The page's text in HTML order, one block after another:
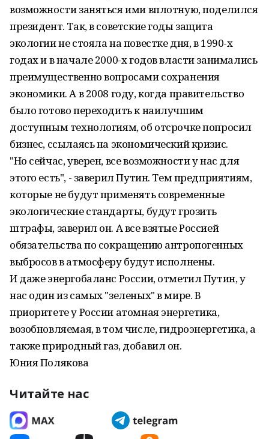
возможности заняться ими вплотную, поделился
президент. Так, в советские годы защита
экологии не стояла на повестке дня, в 1990-х
годах и в начале 2000-х годов власти занимались
преимущественно вопросами сохранения
экономики. А в 2008 году, когда правительство
было готово переходить к наилучшим
доступным технологиям, об отсрочке попросил
бизнес, ссылаясь на экономический кризис.
"Но сейчас, уверен, все возможности у нас для
этого есть", - заверил Путин. Тем предприятиям,
которые не будут применять современные
экологические стандарты, будут грозить
штрафы, заверил он. А все взятые Россией
обязательства по сокращению антропогенных
выбросов в атмосферу будут исполнены.
И даже энергобаланс России, отметил Путин, у
нас один из самых "зеленых" в мире. В
приоритете у России атомная энергетика,
возобновляемая, в том числе, гидроэнергетика, а
также природный газ, добавил он.
Юния Полякова
Читайте нас